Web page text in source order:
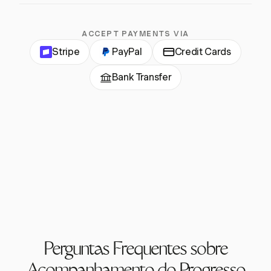
ACCEPT PAYMENTS VIA
Stripe PayPal Credit Cards
Bank Transfer
Perguntas Frequentes sobre